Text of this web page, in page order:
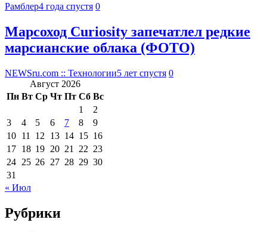
Рамблер4 года спустя 0
Марсоход Curiosity запечатлел редкие
марсианские облака (ФОТО)
NEWSru.com :: Технологии5 лет спустя 0
Август 2026
Пн Вт Ср Чт Пт Сб Вс
1
2
3
4 5 6 7 8
9
10 11 12 13 14 15 16
17 18 19 20 21 22 23
24 25 26 27 28 29 30
31
« Июл
Рубрики